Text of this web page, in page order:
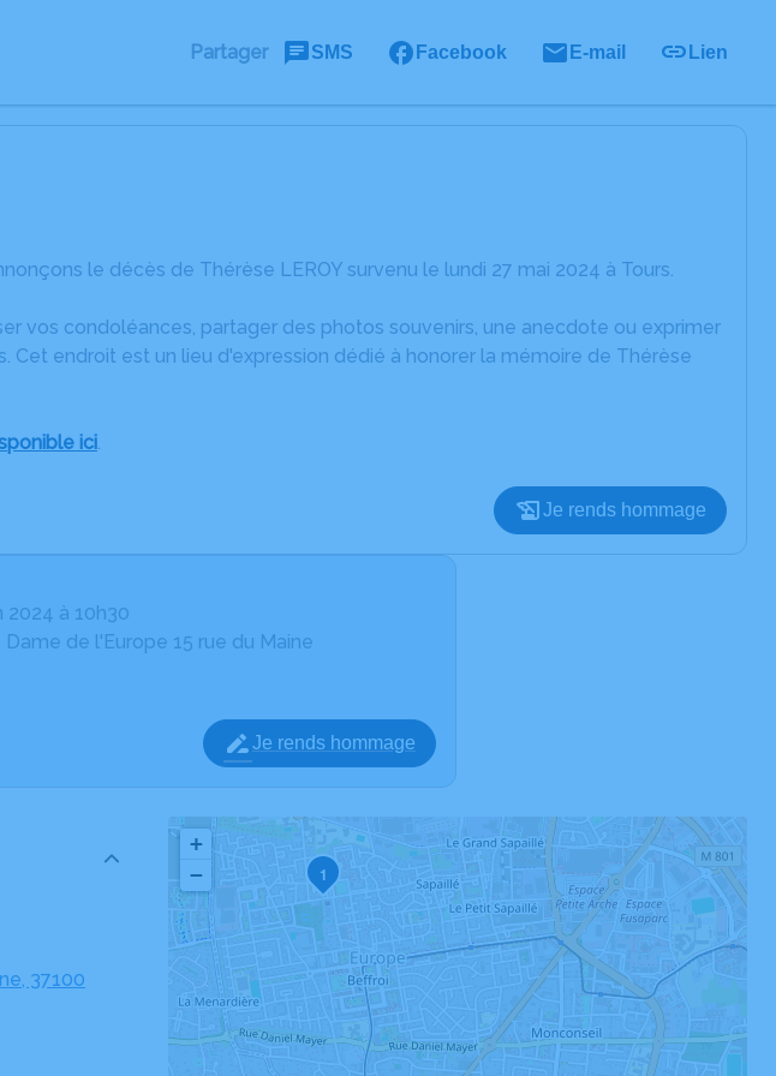
Partager SMS Facebook E-mail Lien
le décès de Thérèse LEROY survenu le lundi 27 mai 2024 à Tours.
vos condoléances, partager des photos souvenirs, une anecdote ou exprimer
endroit est un lieu d'expression dédié à honorer la mémoire de Thérèse
ici.
Je rends hommage
2024 à 10h30
Dame de l'Europe 15 rue du Maine
Je rends hommage
37100
1
+
−